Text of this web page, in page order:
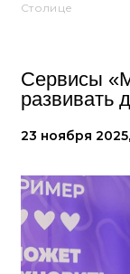
Столице
Сервисы
развивать
23 ноября 2025,